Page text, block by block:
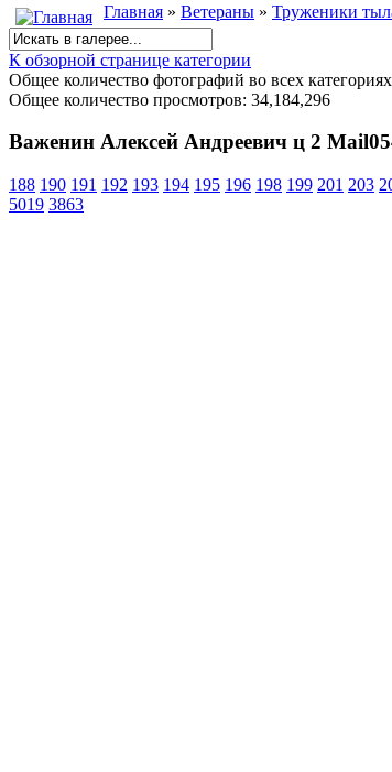
Главная » Ветераны » Труженики
К обзорной странице категории
Общее количество фотографий во всех
Общее количество просмотров: 34,184,296
Важенин Алексей Андреевич ц 2
188 190 191 192 193 194 195 196 198 199 201 203
5019 3863